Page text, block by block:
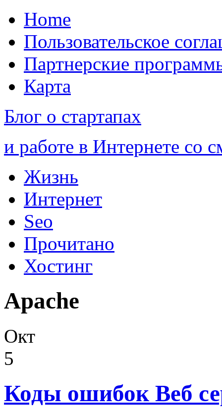
Home
Пользовательское
Партнерские
Карта
Блог о стартапах
и работе в Интернете со
Жизнь
Интернет
Seo
Прочитано
Хостинг
Apache
Окт
5
Коды ошибок Веб